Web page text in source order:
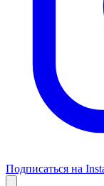
Подписаться на